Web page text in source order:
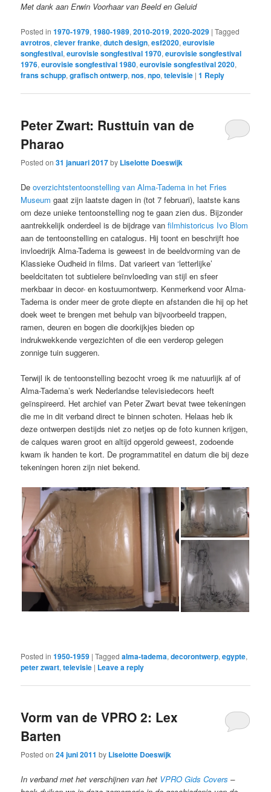
Met dank aan Erwin Voorhaar van Beeld en Geluid
Posted in 1970-1979,1980-1989,2010-2019,2020-2029 |Tagged
avrotros,clever franke,dutch design,esf2020,eurovisie
songfestival,eurovisie songfestival 1970,eurovisie songfestival
1976,eurovisie songfestival 1980,eurovisie songfestival 2020,
frans schupp,grafisch ontwerp,nos,npo,televisie |1 Reply
Peter Zwart: Rusttuin van de
Pharao
Posted on31 januari 2017by Liselotte Doeswijk
Deoverzichtstentoonstelling van Alma-Tadema in het Fries
Museum gaat zijn laatste dagen in (tot 7 februari), laatste kans
om deze unieke tentoonstelling nog te gaan zien dus. Bijzonder
aantrekkelijk onderdeel is de bijdrage vanfilmhistoricus Ivo Blom
aan de tentoonstelling en catalogus. Hij toont en beschrijft hoe
invloedrijk Alma-Tadema is geweest in de beeldvorming van de
Klassieke Oudheid in films. Dat varieert van ‘letterlijke’
beeldcitaten tot subtielere beïnvloeding van stijl en sfeer
merkbaar in decor- en kostuumontwerp. Kenmerkend voor Alma-
Tadema is onder meer de grote diepte en afstanden die hij op het
doek weet te brengen met behulp van bijvoorbeeld trappen,
ramen, deuren en bogen die doorkijkjes bieden op
indrukwekkende vergezichten of die een verderop gelegen
zonnige tuin suggeren.
Terwijl ik de tentoonstelling bezocht vroeg ik me natuurlijk af of
Alma-Tadema’s werk Nederlandse televisiedecors heeft
geïnspireerd. Het archief van Peter Zwart bevat twee tekeningen
die me in dit verband direct te binnen schoten. Helaas heb ik
deze ontwerpen destijds niet zo netjes op de foto kunnen krijgen,
de calques waren groot en altijd opgerold geweest, zodoende
kwam ik handen te kort. De programmatitel en datum die bij deze
tekeningen horen zijn niet bekend.
Posted in 1950-1959 |Tagged alma-tadema,decorontwerp,egypte,
peter zwart,televisie | Leave a reply
Vorm van de VPRO 2: Lex
Barten
Posted on24 juni 2011 by Liselotte Doeswijk
In verband met het verschijnen van het VPRO Gids Covers –